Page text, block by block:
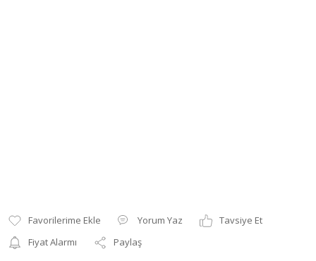
Yorum Yaz
Tavsiye Et
Fiyat Alarmı
Paylaş